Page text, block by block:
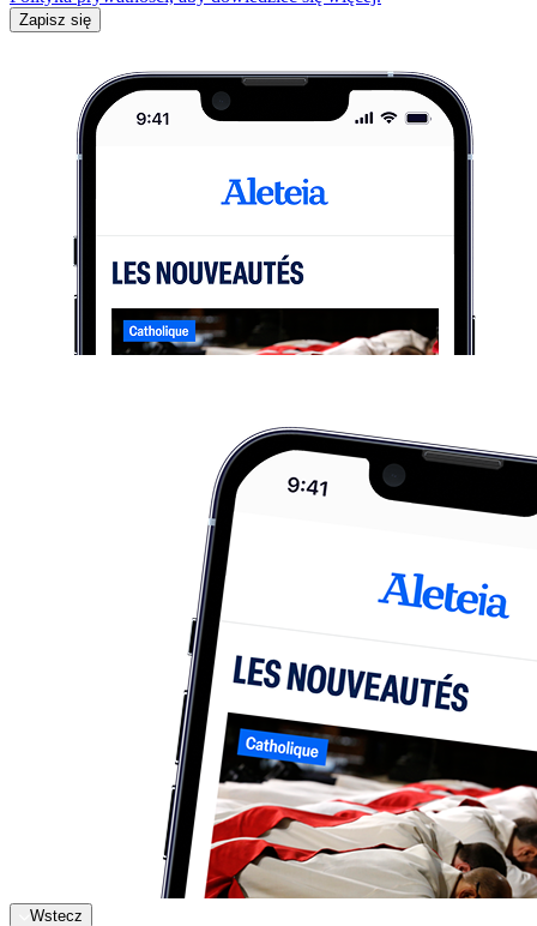
Zapisz się
Wstecz